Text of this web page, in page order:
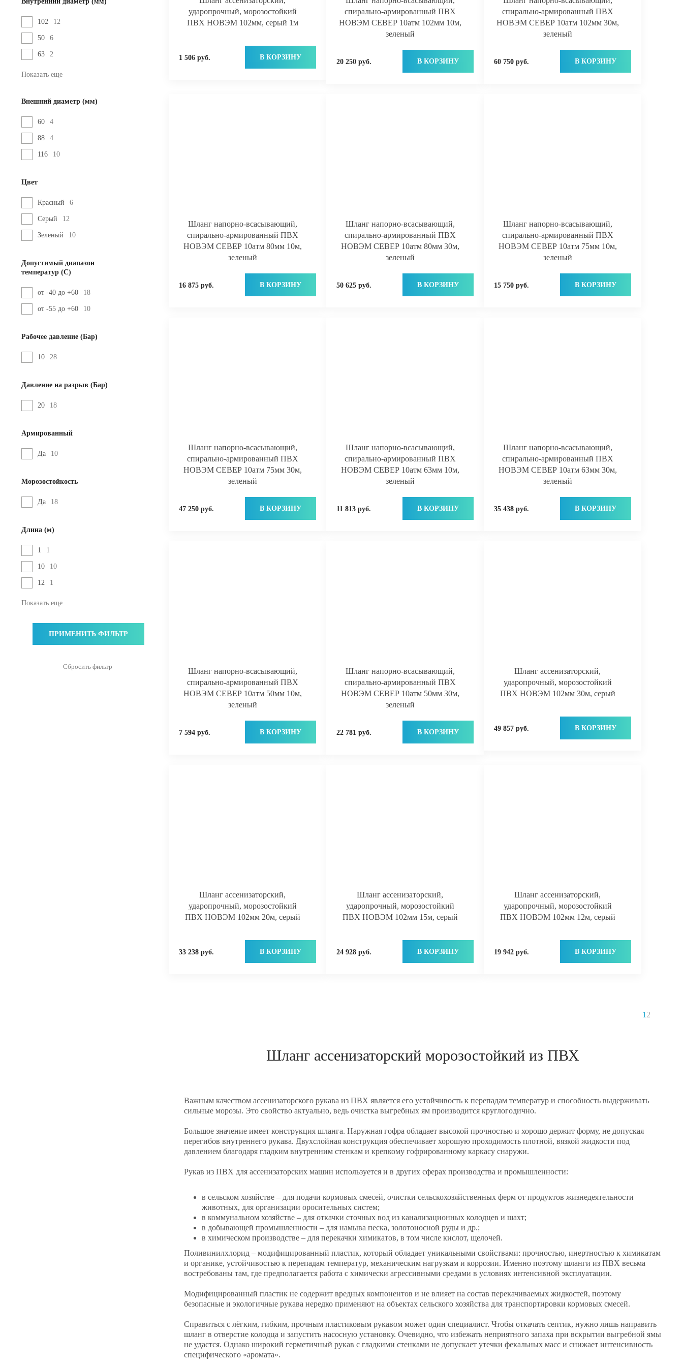
102 12
50 6
63 2
Показать еще
Внешний диаметр (мм)
60 4
88 4
116 10
Цвет
Красный 6
Серый 12
Зеленый 10
Допустимый диапазон
температур (С)
от -40 до +60 18
от -55 до +60 10
Рабочее давление (Бар)
10 28
Давление на разрыв (Бар)
20 18
Армированный
Да 10
Морозостойкость
Да 18
Длина (м)
1 1
10 10
12 1
Показать еще
ударопрочный, морозостойкий
ПВХ НОВЭМ 102мм, серый 1м
1 506 руб. В КОРЗИНУ
спирально-армированный ПВХ
НОВЭМ СЕВЕР 10атм 102мм 10м,
зеленый
20 250 руб. В КОРЗИНУ
спирально-армированный ПВХ
НОВЭМ СЕВЕР 10атм 102мм 30м,
зеленый
60 750 руб. В КОРЗИНУ
Шланг напорно-всасывающий,
спирально-армированный ПВХ
НОВЭМ СЕВЕР 10атм 80мм 10м,
зеленый
16 875 руб. В КОРЗИНУ
Шланг напорно-всасывающий,
спирально-армированный ПВХ
НОВЭМ СЕВЕР 10атм 80мм 30м,
зеленый
50 625 руб. В КОРЗИНУ
Шланг напорно-всасывающий,
спирально-армированный ПВХ
НОВЭМ СЕВЕР 10атм 75мм 10м,
зеленый
15 750 руб. В КОРЗИНУ
Шланг напорно-всасывающий,
спирально-армированный ПВХ
НОВЭМ СЕВЕР 10атм 75мм 30м,
зеленый
47 250 руб. В КОРЗИНУ
Шланг напорно-всасывающий,
спирально-армированный ПВХ
НОВЭМ СЕВЕР 10атм 63мм 10м,
зеленый
11 813 руб. В КОРЗИНУ
Шланг напорно-всасывающий,
спирально-армированный ПВХ
НОВЭМ СЕВЕР 10атм 63мм 30м,
зеленый
35 438 руб. В КОРЗИНУ
Шланг напорно-всасывающий,
спирально-армированный ПВХ
НОВЭМ СЕВЕР 10атм 50мм 10м,
зеленый
7 594 руб. В КОРЗИНУ
Шланг напорно-всасывающий,
спирально-армированный ПВХ
НОВЭМ СЕВЕР 10атм 50мм 30м,
зеленый
22 781 руб. В КОРЗИНУ
Шланг ассенизаторский,
ударопрочный, морозостойкий
ПВХ НОВЭМ 102мм 30м, серый
49 857 руб. В КОРЗИНУ
Шланг ассенизаторский,
ударопрочный, морозостойкий
ПВХ НОВЭМ 102мм 20м, серый
33 238 руб. В КОРЗИНУ
Шланг ассенизаторский,
ударопрочный, морозостойкий
ПВХ НОВЭМ 102мм 15м, серый
24 928 руб. В КОРЗИНУ
Шланг ассенизаторский,
ударопрочный, морозостойкий
ПВХ НОВЭМ 102мм 12м, серый
19 942 руб. В КОРЗИНУ
1 2
Шланг ассенизаторский морозостойкий из ПВХ
Важным качеством ассенизаторского рукава из ПВХ является его устойчивость к перепадам температур и способность выдерживать
сильные морозы. Это свойство актуально, ведь очистка выгребных ям производится круглогодично.
Большое значение имеет конструкция шланга. Наружная гофра обладает высокой прочностью и хорошо держит форму, не допуская
перегибов внутреннего рукава. Двухслойная конструкция обеспечивает хорошую проходимость плотной, вязкой жидкости под
давлением благодаря гладким внутренним стенкам и крепкому гофрированному каркасу снаружи.
Рукав из ПВХ для ассенизаторских машин используется и в других сферах производства и промышленности:
в сельском хозяйстве – для подачи кормовых смесей, очистки сельскохозяйственных ферм от продуктов жизнедеятельности
животных, для организации оросительных систем;
в коммунальном хозяйстве – для откачки сточных вод из канализационных колодцев и шахт;
в добывающей промышленности – для намыва песка, золотоносной руды и др.;
в химическом производстве – для перекачки химикатов, в том числе кислот, щелочей.
Поливинилхлорид – модифицированный пластик, который обладает уникальными свойствами: прочностью, инертностью к химикатам
и органике, устойчивостью к перепадам температур, механическим нагрузкам и коррозии. Именно поэтому шланги из ПВХ весьма
востребованы там, где предполагается работа с химически агрессивными средами в условиях интенсивной эксплуатации.
Модифицированный пластик не содержит вредных компонентов и не влияет на состав перекачиваемых жидкостей, поэтому
безопасные и экологичные рукава нередко применяют на объектах сельского хозяйства для транспортировки кормовых смесей.
Справиться с лёгким, гибким, прочным пластиковым рукавом может один специалист. Чтобы откачать септик, нужно лишь направить
шланг в отверстие колодца и запустить насосную установку. Очевидно, что избежать неприятного запаха при вскрытии выгребной ямы
не удастся. Однако широкий герметичный рукав с гладкими стенками не допускает утечки фекальных масс и снижает интенсивность
специфического «аромата».